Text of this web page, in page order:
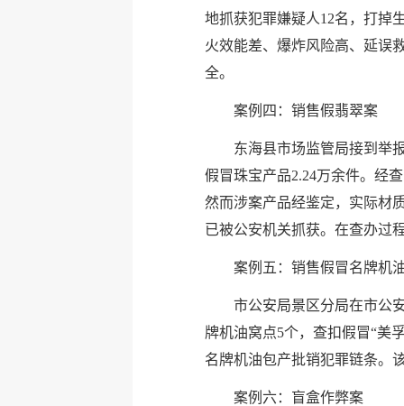
地抓获犯罪嫌疑人12名，打掉
火效能差、爆炸风险高、延误
全。
案例四：销售假翡翠案
东海县市场监管局接到举
假冒珠宝产品2.24万余件。经
然而涉案产品经鉴定，实际材
已被公安机关抓获。在查办过
案例五：销售假冒名牌机
市公安局景区分局在市公
牌机油窝点5个，查扣假冒“美
名牌机油包产批销犯罪链条。
案例六：盲盒作弊案